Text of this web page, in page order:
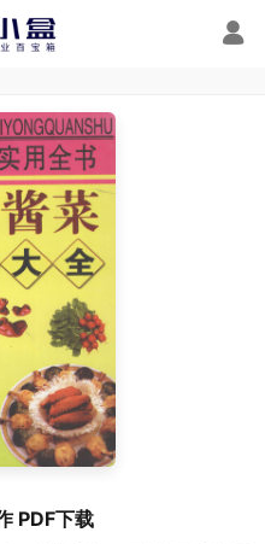
PDF下载